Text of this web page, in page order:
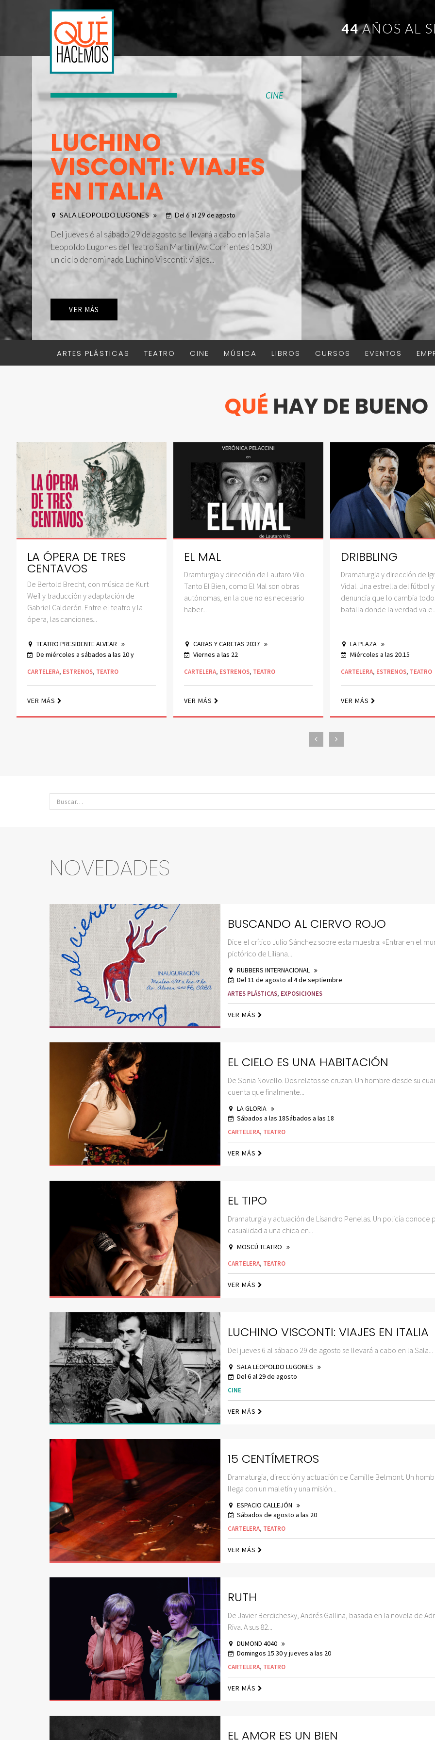
44AÑOS AL
CINE
LUCHINO
VISCONTI: VIAJES
EN ITALIA
SALA LEOPOLDO LUGONES Del 6 al 29 de agosto
Del jueves 6 al sábado 29 de agosto se llevará a cabo en la Sala
Leopoldo Lugones del Teatro San Martín (Av. Corrientes 1530)
un ciclo denominado Luchino Visconti: viajes...
VER MÁS
ARTES PLÁSTICAS TEATRO CINE MÚSICA LIBROS CURSOS EVENTOS
QUÉ HAY DE BUENO
EL MAL
Dramturgia y dirección de Lautaro Vilo.
Tanto El Bien, como El Mal son obras
autónomas, en la que no es necesario
haber...
CARAS Y CARETAS 2037
Viernes a las 22
CARTELERA, ESTRENOS, TEATRO
VER MÁS
DRIBBLING
Dramaturgia y dirección de Ignasi
Vidal. Una estrella del fútbol y una
denuncia que lo cambia todo. Una
batalla donde la verdad vale...
LA PLAZA
Miércoles a las 20.15
CARTELERA, ESTRENOS, TEATRO
VER MÁS
PAR’ ELISA
DESPEDIDA)
De Jorge Palant. El
conformado por una pareja
se ve alterado por el regreso
TADRÓN
Domingos a las 20
CARTELERA, ESTRENOS, TEATRO
VER MÁS
NOVEDADES
BUSCANDO AL CIERVO ROJO
Dice el crítico Julio Sánchez sobre esta muestra: «Entrar en el
pictórico de Liliana...
RUBBERS INTERNACIONAL
Del 11 de agosto al 4 de septiembre
ARTES PLÁSTICAS, EXPOSICIONES
VER MÁS
EL CIELO ES UNA HABITACIÓN
De Sonia Novello. Dos relatos se cruzan. Un hombre desde su
cuenta que finalmente...
LA GLORIA
Sábados a las 18Sábados a las 18
CARTELERA, TEATRO
VER MÁS
EL TIPO
Dramaturgia y actuación de Lisandro Penelas. Un policía conoce
casualidad a una chica en...
MOSCÚ TEATRO
CARTELERA, TEATRO
VER MÁS
LUCHINO VISCONTI: VIAJES EN ITALIA
Del jueves 6 al sábado 29 de agosto se llevará a cabo en la Sala...
SALA LEOPOLDO LUGONES
Del 6 al 29 de agosto
CINE
VER MÁS
15 CENTÍMETROS
Dramaturgia, dirección y actuación de Camille Belmont. Un
llega con un maletín y una misión...
ESPACIO CALLEJÓN
Sábados de agosto a las 20
CARTELERA, TEATRO
VER MÁS
RUTH
De Javier Berdichesky, Andrés Gallina, basada en la novela de
Riva. A sus 82...
DUMOND 4040
Domingos 15.30 y jueves a las 20
CARTELERA, TEATRO
VER MÁS
EL AMOR ES UN BIEN